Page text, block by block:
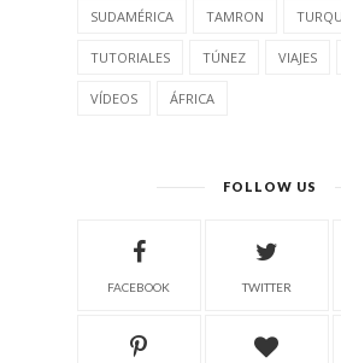
SUDAMÉRICA TAMRON
TUTORIALES TÚNEZ VIAJES
VÍDEOS ÁFRICA
FOLLOW US
FACEBOOK TWITTER